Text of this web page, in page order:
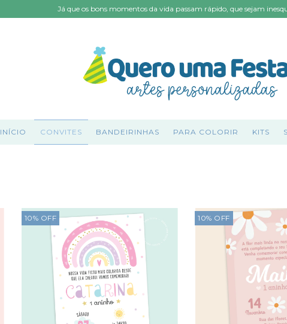
Já que os bons momentos da vida passam rápido, que sejam
INÍCIO CONVITES BANDEIRINHAS PARA COLORIR KITS
10% OFF 10% OFF